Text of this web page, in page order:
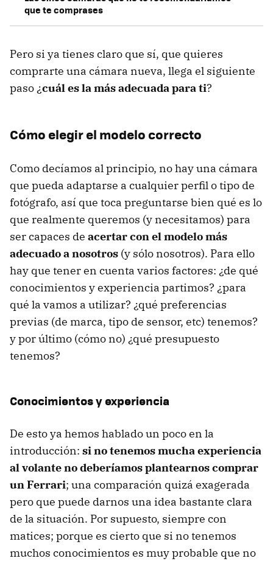
que te comprases
Pero si ya tienes claro que sí, que quieres
comprarte una cámara nueva, llega el siguiente
paso ¿cuál es la más adecuada para ti?
Cómo elegir el modelo correcto
Como decíamos al principio, no hay una cámara
que pueda adaptarse a cualquier perfil o tipo de
fotógrafo, así que toca preguntarse bien qué es lo
que realmente queremos (y necesitamos) para
ser capaces de acertar con el modelo más
adecuado a nosotros (y sólo nosotros). Para ello
hay que tener en cuenta varios factores: ¿de qué
conocimientos y experiencia partimos? ¿para
qué la vamos a utilizar? ¿qué preferencias
previas (de marca, tipo de sensor, etc) tenemos?
y por último (cómo no) ¿qué presupuesto
tenemos?
Conocimientos y experiencia
De esto ya hemos hablado un poco en la
introducción: si no tenemos mucha experiencia
al volante no deberíamos plantearnos comprar
un Ferrari; una comparación quizá exagerada
pero que puede darnos una idea bastante clara
de la situación. Por supuesto, siempre con
matices; porque es cierto que si no tenemos
muchos conocimientos es muy probable que no